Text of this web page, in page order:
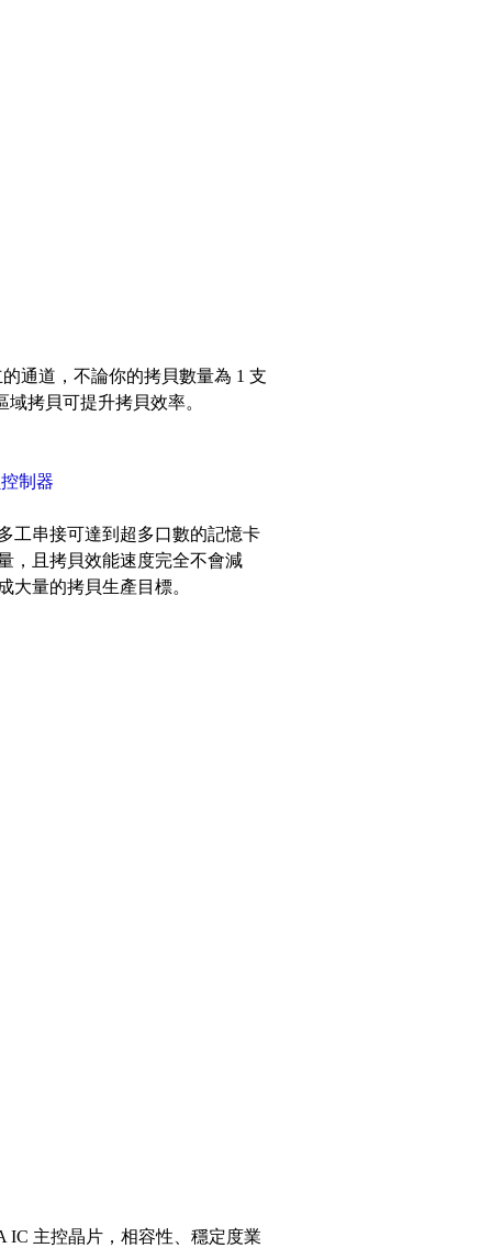
通道，不論你的拷貝數量為 1 支
拷貝可提升拷貝效率。
制器
工串接可達到超多口數的記憶卡
，且拷貝效能速度完全不會減
大量的拷貝生產目標。
IC 主控晶片，相容性、穩定度業